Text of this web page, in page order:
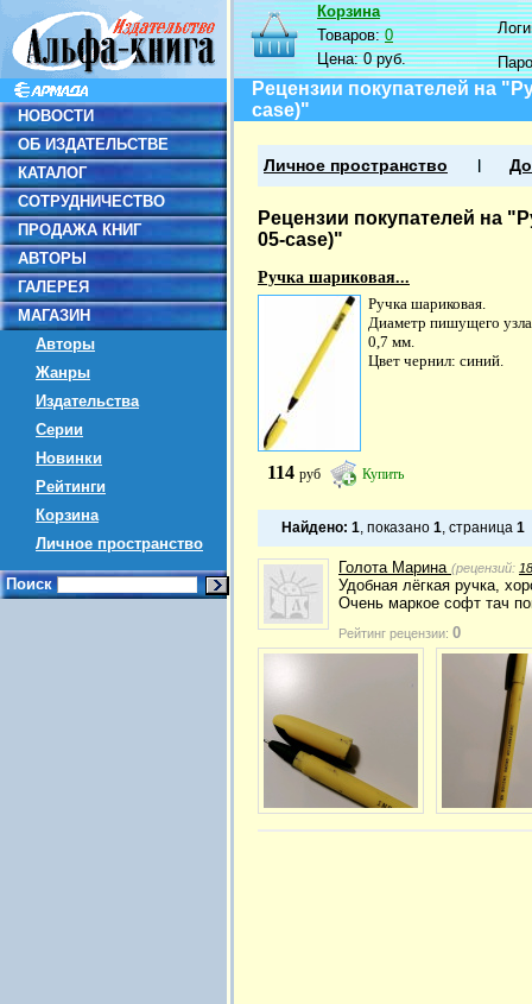
НОВОСТИ
ОБ ИЗДАТЕЛЬСТВЕ
КАТАЛОГ
СОТРУДНИЧЕСТВО
ПРОДАЖА КНИГ
АВТОРЫ
ГАЛЕРЕЯ
МАГАЗИН
Авторы
Жанры
Издательства
Серии
Новинки
Рейтинги
Корзина
Личное пространство
Поиск
Корзина
Товаров:0
Цена:0 руб.
Рецензии покупателей на
case)"
Личное пространство
Рецензии покупателей на
05-case)"
Ручка шариковая...
Ручка шариковая.
Диаметр пишущего
0,7 мм.
Цвет чернил: синий.
114 руб Купить
Найдено: 1, показано 1, страница 1
Голота Марина (рецензий:
Удобная лёгкая ручка,
Очень маркое софт тач
Рейтинг рецензии: 0